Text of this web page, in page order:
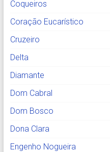
Coqueiros
Coração Eucarístico
Cruzeiro
Delta
Diamante
Dom Cabral
Dom Bosco
Dona Clara
Engenho Nogueira